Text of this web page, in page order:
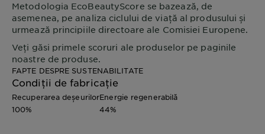
Metodologia EcoBeautyScore se bazează, de
asemenea, pe analiza ciclului de viață al produsului și
urmează principiile directoare ale Comisiei Europene.
Veți găsi primele scoruri ale produselor pe paginile
noastre de produse.
FAPTE DESPRE SUSTENABILITATE
Condiții de fabricație
Recuperarea deșeurilor
100%
Energie regenerabilă
44%